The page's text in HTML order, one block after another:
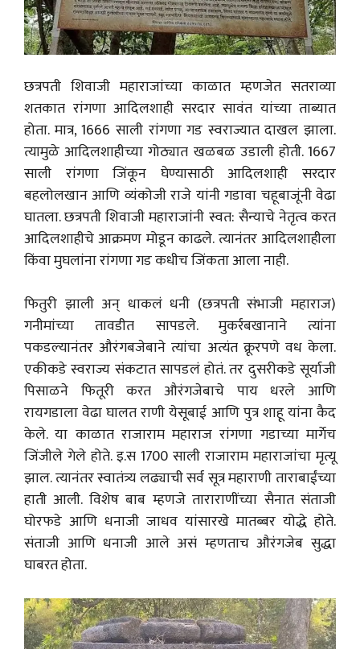
छत्रपती शिवाजी महाराजांच्या काळात म्हणजेत सतराव्या
शतकात रांगणा आदिलशाही सरदार सावंत यांच्या ताब्यात
होता. मात्र, 1666 साली रांगणा गड स्वराज्यात दाखल झाला.
त्यामुळे आदिलशाहीच्या गोठ्यात खळबळ उडाली होती. 1667
साली रांगणा जिंकून घेण्यासाठी आदिलशाही सरदार
बहलोलखान आणि व्यंकोजी राजे यांनी गडावा चहूबाजूंनी वेढा
घातला. छत्रपती शिवाजी महाराजांनी स्वत: सैन्याचे नेतृत्व करत
आदिलशाहीचे आक्रमण मोडून काढले. त्यानंतर आदिलशाहीला
किंवा मुघलांना रांगणा गड कधीच जिंकता आला नाही.
फितुरी झाली अन् धाकलं धनी (छत्रपती संभाजी महाराज)
गनीमांच्या तावडीत सापडले. मुकर्रबखानाने त्यांना
पकडल्यानंतर औरंगबजेबाने त्यांचा अत्यंत क्रूरपणे वध केला.
एकीकडे स्वराज्य संकटात सापडलं होतं. तर दुसरीकडे सूर्याजी
पिसाळने फितूरी करत औरंगजेबाचे पाय धरले आणि
रायगडाला वेढा घालत राणी येसूबाई आणि पुत्र शाहू यांना कैद
केले. या काळात राजाराम महाराज रांगणा गडाच्या मार्गेच
जिंजीले गेले होते. इ.स 1700 साली राजाराम महाराजांचा मृत्यू
झाल. त्यानंतर स्वातंत्र्य लढ्याची सर्व सूत्र महाराणी ताराबाईंच्या
हाती आली. विशेष बाब म्हणजे ताराराणींच्या सैनात संताजी
घोरफडे आणि धनाजी जाधव यांसारखे मातब्बर योद्धे होते.
संताजी आणि धनाजी आले असं म्हणताच औरंगजेब सुद्धा
घाबरत होता.